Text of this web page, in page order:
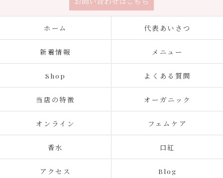
ホーム 代表あいさつ
新着情報 メニュー
Shop よくある質問
当店の特徴 オーガニック
オンライン フェムケア
香水 口紅
アクセス Blog